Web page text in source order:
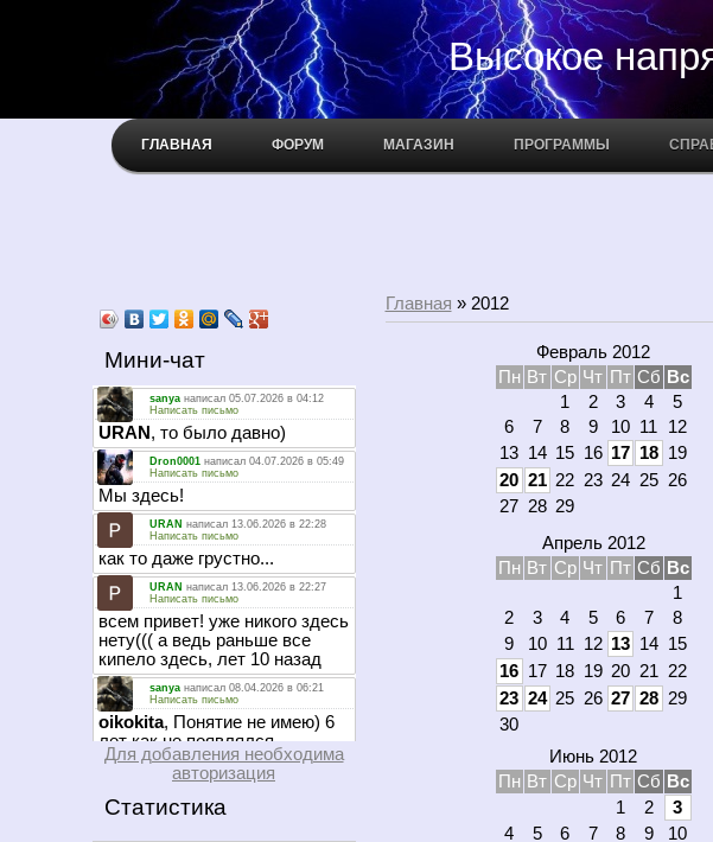
Высокое
ГЛАВНАЯ ФОРУМ МАГАЗИН ПРОГРАММЫ
Мини-чат
Для добавления необходима
авторизация
Статистика
Главная » 2012
Февраль 2012
Пн Вт Ср Чт Пт Сб Вс
1
2 3 4
5
6
7 8 9 10 11
12
13 14 15 16 17 18 19
20 21 22 23 24 25 26
27 28 29
Апрель 2012
Пн Вт Ср Чт Пт Сб Вс
1
2
3 4 5 6 7
8
9
10 11 12 13 14 15
16 17 18 19 20 21
22
23 24 25 26 27 28 29
30
Июнь 2012
Пн Вт Ср Чт Пт Сб Вс
1
2
3
4
5 6 7 8 9
10